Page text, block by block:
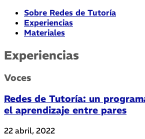
Sobre Redes de Tutoría
Experiencias
Materiales
Experiencias
Voces
Redes de Tutoría: un
el aprendizaje entre pares
22 abril, 2022